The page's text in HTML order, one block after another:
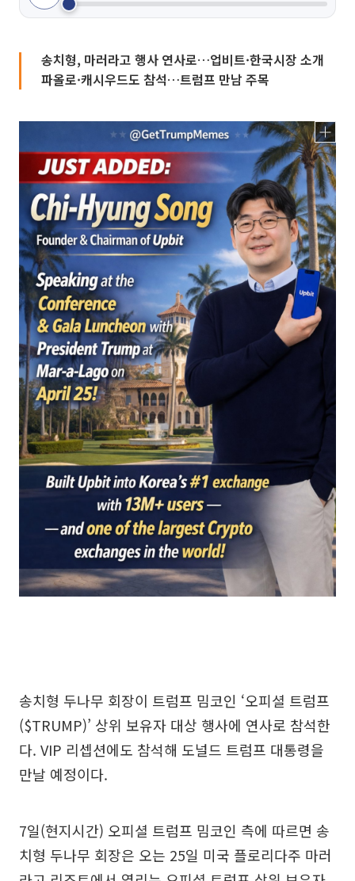
송치형, 마러라고 행사 연사로…업비트·한국시장 소개
파올로·캐시우드도 참석…트럼프 만남 주목
송치형 두나무 회장이 트럼프 밈코인 ‘오피셜 트럼프
($TRUMP)’ 상위 보유자 대상 행사에 연사로 참석한
다. VIP 리셉션에도 참석해 도널드 트럼프 대통령을
만날 예정이다.
7일(현지시간) 오피셜 트럼프 밈코인 측에 따르면 송
치형 두나무 회장은 오는 25일 미국 플로리다주 마러